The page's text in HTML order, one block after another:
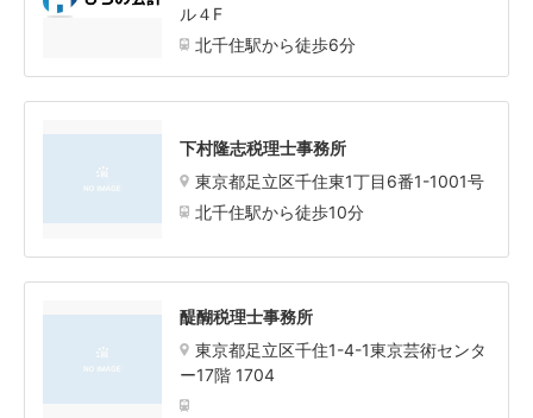
ル４F
北千住駅から徒歩6分
下村隆志税理士事務所
東京都足立区千住東1丁目6番1-1001号
北千住駅から徒歩10分
醍醐税理士事務所
東京都足立区千住1-4-1東京芸術センタ
ー17階 1704